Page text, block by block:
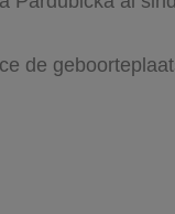
de